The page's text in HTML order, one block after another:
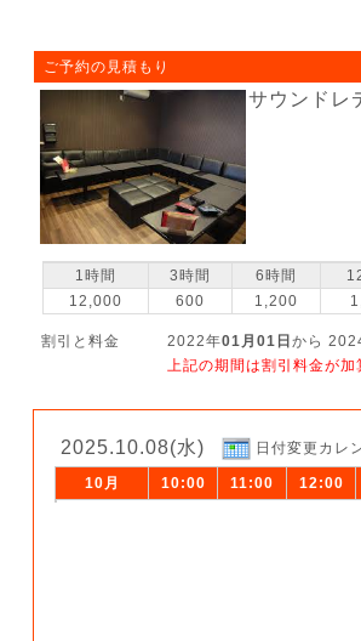
ご予約の見積もり
サウンド
1時間 3時間 6時間
12,000
600 1,200
割引と料金 2022年01月01日 から
上記の期間は割引料金が加
2025.10.08(水) 日付変更カレ
10月 10:00 11:00 12:00